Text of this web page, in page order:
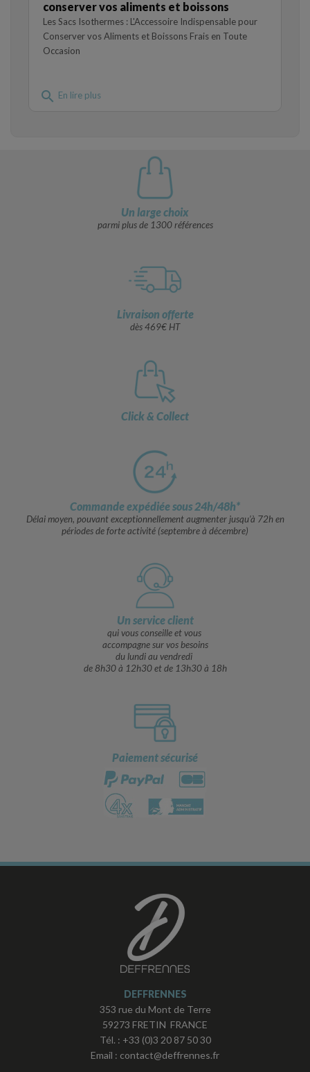
conserver vos aliments et boissons
Les Sacs Isothermes : L'Accessoire Indispensable pour
Conserver vos Aliments et Boissons Frais en Toute
Occasion
search En lire plus
Un large choix
parmi plus de 1300 références
Livraison offerte
dès 469€ HT
Click & Collect
Commande expédiée sous 24h/48h*
Délai moyen, pouvant exceptionnellement augmenter jusqu’à 72h en
périodes de forte activité (septembre à décembre)
Un service client
qui vous conseille et vous
accompagne sur vos besoins
du lundi au vendredi
de 8h30 à 12h30 et de 13h30 à 18h
Paiement sécurisé
DEFFRENNES
353 rue du Mont de Terre
59273 FRETIN FRANCE
Tél. : +33 (0)3 20 87 50 30
Email : contact@deffrennes.fr